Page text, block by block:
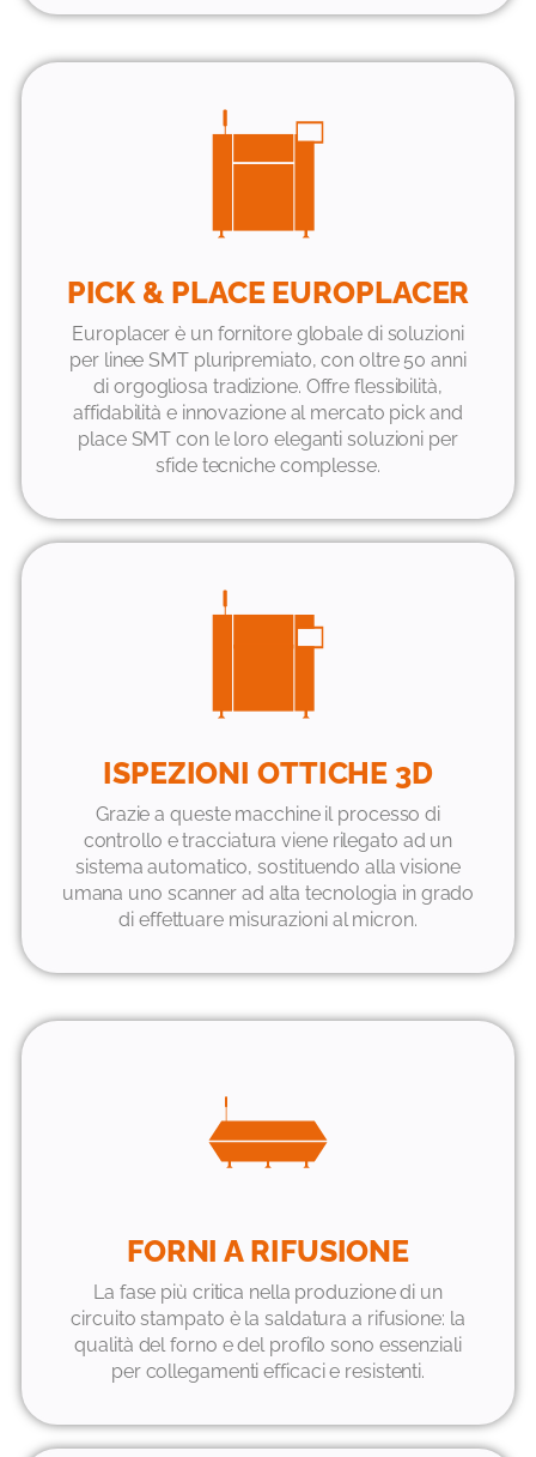
PICK & PLACE EUROPLACER
Europlacer è un fornitore globale di soluzioni
per linee SMT pluripremiato, con oltre 50 anni
di orgogliosa tradizione. Offre flessibilità,
affidabilità e innovazione al mercato pick and
place SMT con le loro eleganti soluzioni per
sfide tecniche complesse.
ISPEZIONI OTTICHE 3D
Grazie a queste macchine il processo di
controllo e tracciatura viene rilegato ad un
sistema automatico, sostituendo alla visione
umana uno scanner ad alta tecnologia in grado
di effettuare misurazioni al micron.
FORNI A RIFUSIONE
La fase più critica nella produzione di un
circuito stampato è la saldatura a rifusione: la
qualità del forno e del profilo sono essenziali
per collegamenti efficaci e resistenti.